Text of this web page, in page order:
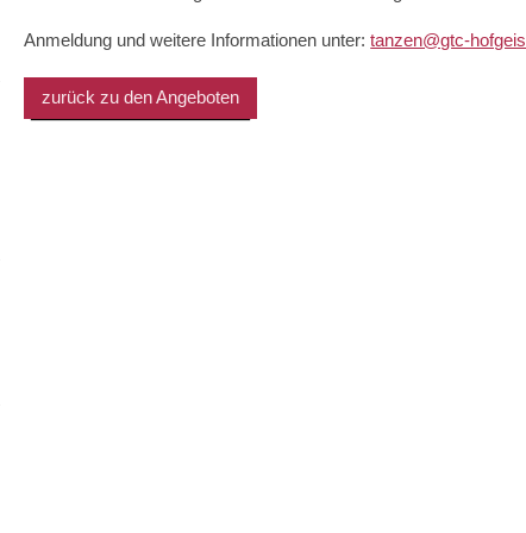
Anmeldung und weitere Informationen unter:tanzen@gtc-
zurück zu den Angeboten